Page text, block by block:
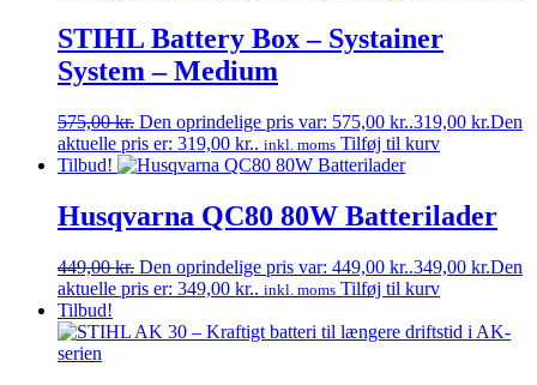
STIHL Battery Box – Systainer
System – Medium
575,00kr. Den oprindelige pris var: 575,00 kr..319,00 kr.Den
aktuelle pris er: 319,00 kr.. inkl. moms Tilføj til kurv
Tilbud!
Husqvarna QC80 80W Batterilader
449,00kr. Den oprindelige pris var: 449,00 kr..349,00 kr.Den
aktuelle pris er: 349,00 kr.. inkl. moms Tilføj til kurv
Tilbud!